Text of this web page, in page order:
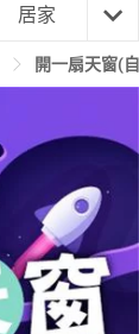
民生用品
親子玩具
居家 3C
開一扇天窗(